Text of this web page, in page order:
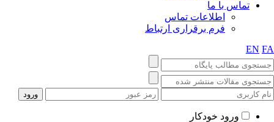
تماس با ما
اطلاعات تماس
فرم برقراری ارتباط
EN
ورود خودکار